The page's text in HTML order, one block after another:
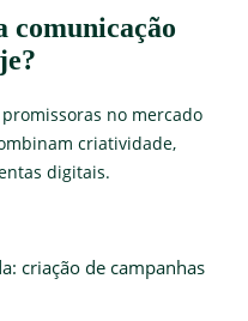
comunicação
no mercado
criatividade,
digitais.
criação de campanhas